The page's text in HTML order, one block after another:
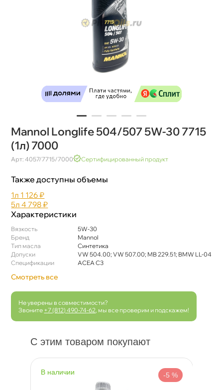
Mannol Longlife 504/507 5W-30 7715
(1л) 7000
Арт: 4057/7715/7000 Сертифицированный продукт
Также доступны объемы
1л 1 126 ₽
5л 4 798 ₽
Характеристики
язкость
5W-30
Бренд
Mannol
Тип масла
Синтетика
Допуски
VW 504.00; VW 507.00; MB 229.51; BMW LL-04
Спецификации
ACEA C3
Смотреть все
Не уверены в совместимости?
Звоните +7 (812) 490-74-62 , мы все проверим и подскажем!
С этим товаром покупают
наличии -5 %